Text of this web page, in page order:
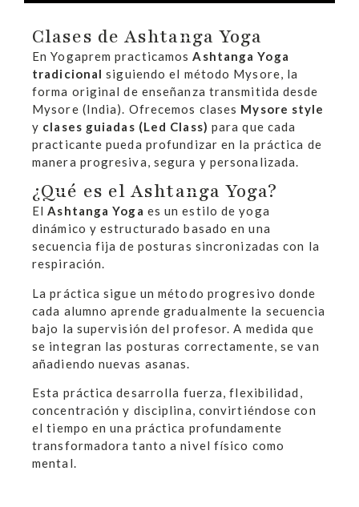
Clases de Ashtanga Yoga
En Yogaprem practicamosAshtanga Yoga
tradicional siguiendo el método Mysore, la
forma original de enseñanza transmitida desde
Mysore (India). Ofrecemos clases Mysore style
y clases guiadas (Led Class) para que cada
practicante pueda profundizar en la práctica de
manera progresiva, segura y personalizada.
¿Qué es el Ashtanga Yoga?
ElAshtanga Yoga es un estilo de yoga
dinámico y estructurado basado en una
secuencia fija de posturas sincronizadas con la
respiración.
La práctica sigue un método progresivo donde
cada alumno aprende gradualmente la secuencia
bajo la supervisión del profesor. A medida que
se integran las posturas correctamente, se van
añadiendo nuevas asanas.
Esta práctica desarrolla fuerza, flexibilidad,
concentración y disciplina, convirtiéndose con
el tiempo en una práctica profundamente
transformadora tanto a nivel físico como
mental.